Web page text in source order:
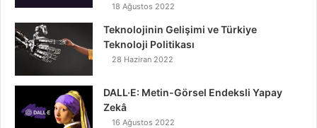
18 Ağustos 2022
Teknolojinin Gelişimi ve Türkiye
Teknoloji Politikası
28 Haziran 2022
DALL·E: Metin-Görsel Endeksli Yapay
Zekâ
16 Ağustos 2022